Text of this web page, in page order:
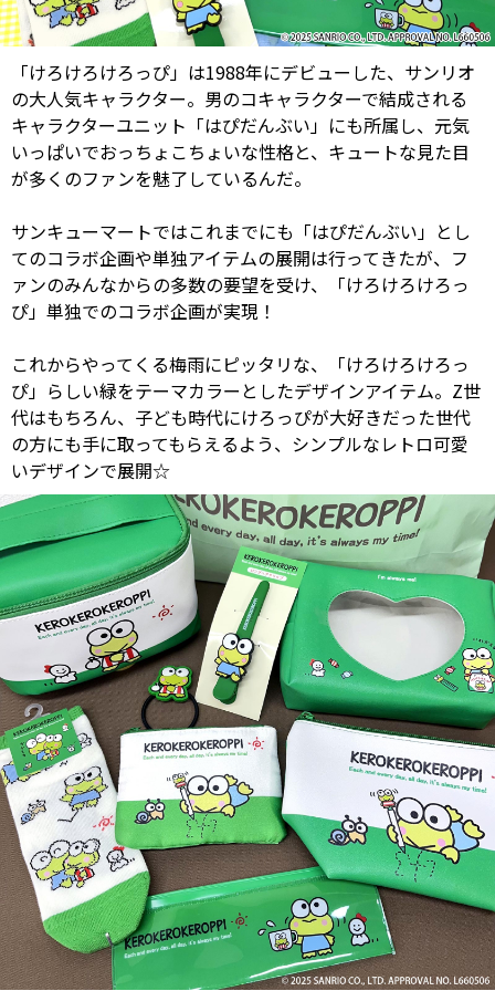
「けろけろけろっぴ」は1988年にデビューした、サンリオ
の大人気キャラクター。男のコキャラクターで結成される
キャラクターユニット「はぴだんぶい」にも所属し、元気
いっぱいでおっちょこちょいな性格と、キュートな見た目
が多くのファンを魅了しているんだ。
サンキューマートではこれまでにも「はぴだんぶい」とし
てのコラボ企画や単独アイテムの展開は行ってきたが、フ
ァンのみんなからの多数の要望を受け、「けろけろけろっ
ぴ」単独でのコラボ企画が実現！
これからやってくる梅雨にピッタリな、「けろけろけろっ
ぴ」らしい緑をテーマカラーとしたデザインアイテム。Z世
代はもちろん、子ども時代にけろっぴが大好きだった世代
の方にも手に取ってもらえるよう、シンプルなレトロ可愛
いデザインで展開☆